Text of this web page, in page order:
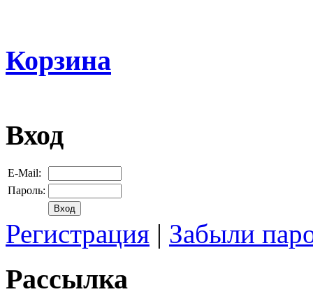
Корзина
Вход
E-Mail:
Пароль:
Регистрация | Забыли
Рассылка